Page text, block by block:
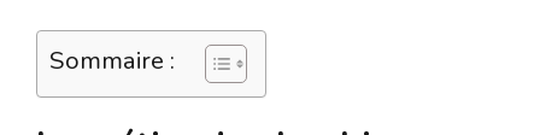
Sommaire :